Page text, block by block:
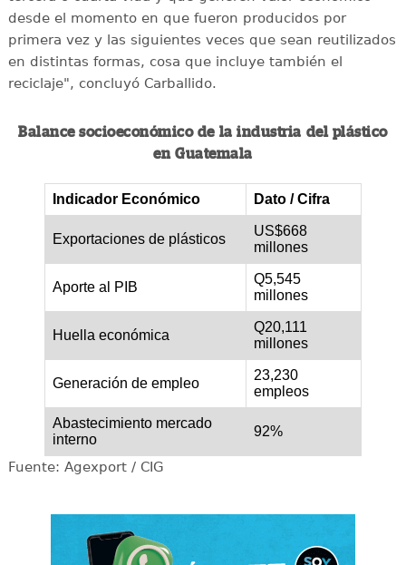
desde el momento en que fueron producidos por
primera vez y las siguientes veces que sean reutilizados
en distintas formas, cosa que incluye también el
reciclaje", concluyó Carballido.
Balance socioeconómico de la industria del plástico
en Guatemala
Indicador Económico Dato / Cifra
Exportaciones de plásticos
US$668
millones
Aporte al PIB
Q5,545
millones
Huella económica
Q20,111
millones
Generación de empleo
23,230
empleos
Abastecimiento mercado
interno
92%
Fuente: Agexport / CIG